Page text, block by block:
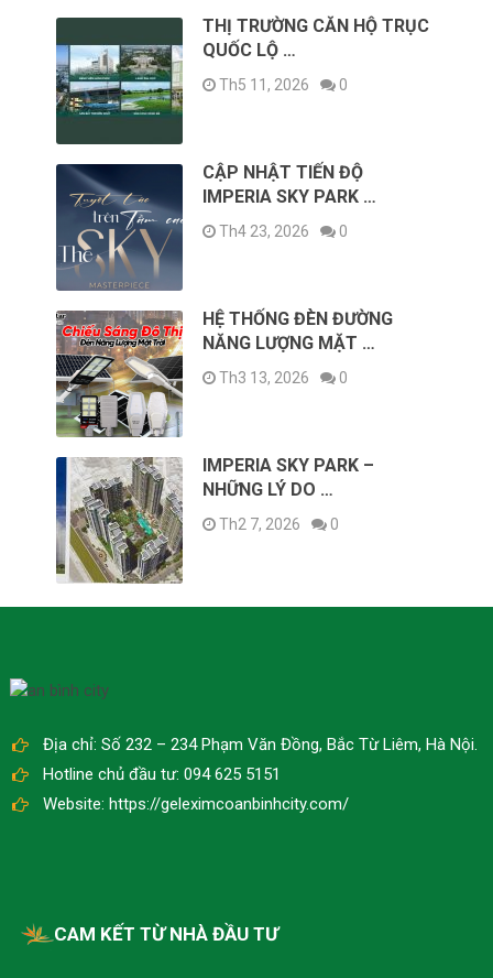
THỊ TRƯỜNG CĂN HỘ TRỤC
QUỐC LỘ …
Th5 11, 2026 0
CẬP NHẬT TIẾN ĐỘ
IMPERIA SKY PARK …
Th4 23, 2026 0
HỆ THỐNG ĐÈN ĐƯỜNG
NĂNG LƯỢNG MẶT …
Th3 13, 2026 0
IMPERIA SKY PARK –
NHỮNG LÝ DO …
Th2 7, 2026 0
Địa chỉ: Số 232 – 234 Phạm Văn Đồng, Bắc Từ Liêm, Hà Nội.
Hotline chủ đầu tư: 094 625 5151
Website: https://geleximcoanbinhcity.com/
CAM KẾT TỪ NHÀ ĐẦU TƯ